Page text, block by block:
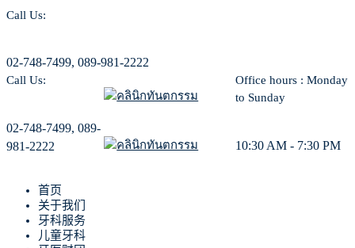
Call Us:
02-748-7499, 089-981-2222
Call Us:
02-748-7499, 089-
981-2222
Office hours : Monday
to Sunday
10:30 AM - 7:30 PM
首页
关于我们
牙科服务
儿童牙科